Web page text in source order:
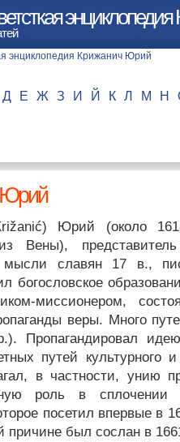
Д Е Ж З И Й К Л М Н
Юрий (около
Вены),
мысли славян 17 в.,
богословское
миссионером,
веры. Много
Пропагандировал
путей культурного
в частности, унию
роль в сплочении
посетил впервые в
причине был сослан в